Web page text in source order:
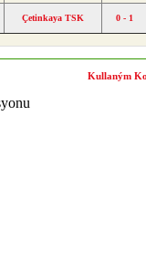
Çetinkaya TSK 0 - 1
Kullaným